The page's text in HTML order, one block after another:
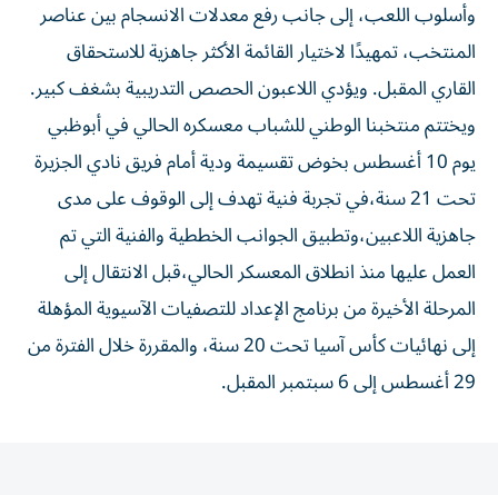
وأسلوب اللعب، إلى جانب رفع معدلات الانسجام بين عناصر
المنتخب، تمهيدًا لاختيار القائمة الأكثر جاهزية للاستحقاق
القاري المقبل. ويؤدي اللاعبون الحصص التدريبية بشغف كبير.
ويختتم منتخبنا الوطني للشباب معسكره الحالي في أبوظبي
يوم 10 أغسطس بخوض تقسيمة ودية أمام فريق نادي الجزيرة
تحت 21 سنة،في تجربة فنية تهدف إلى الوقوف على مدى
جاهزية اللاعبين،وتطبيق الجوانب الخططية والفنية التي تم
العمل عليها منذ انطلاق المعسكر الحالي،قبل الانتقال إلى
المرحلة الأخيرة من برنامج الإعداد للتصفيات الآسيوية المؤهلة
إلى نهائيات كأس آسيا تحت 20 سنة، والمقررة خلال الفترة من
29 أغسطس إلى 6 سبتمبر المقبل.